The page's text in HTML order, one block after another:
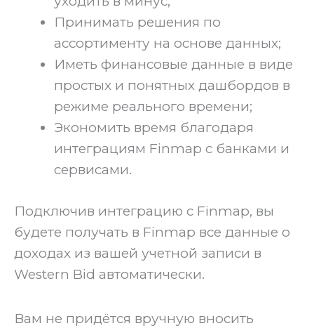
Принимать решения по
ассортименту на основе данных;
Иметь финансовые данные в виде
простых и понятных дашбордов в
режиме реального времени;
Экономить время благодаря
интеграциям Finmap с банками и
сервисами.
‍Подключив интеграцию с Finmap, вы
будете получать в Finmap все данные о
доходах из вашей учетной записи в
Western Bid автоматически.
Вам не придётся вручную вносить